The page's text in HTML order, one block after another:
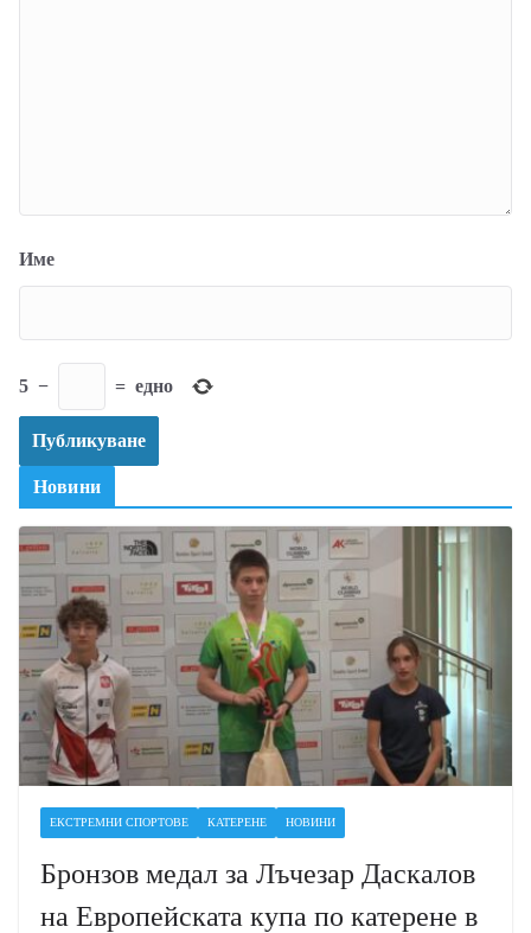
Име
5 − = едно
Новини
ЕКСТРЕМНИ СПОРТОВЕ КАТЕРЕНЕ НОВИНИ
Бронзов медал за Лъчезар Даскалов
на Европейската купа по катерене в